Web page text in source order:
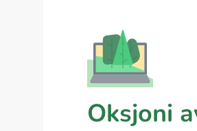
Oksjoni